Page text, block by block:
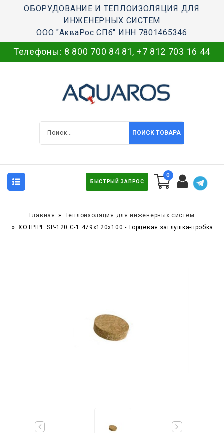
ОБОРУДОВАНИЕ И ТЕПЛОИЗОЛЯЦИЯ ДЛЯ
ИНЖЕНЕРНЫХ СИСТЕМ
ООО "АкваРос СПб" ИНН 7801465346
Телефоны: 8 800 700 84 81, +7 812 703 16 44
ПОИСК ТОВАРА
БЫСТРЫЙ ЗАПРОС
0
Главная
Теплоизоляция для инженерных систем
XOTPIPE SP-120 C-1 479x120x100 - Торцевая заглушка-пробка